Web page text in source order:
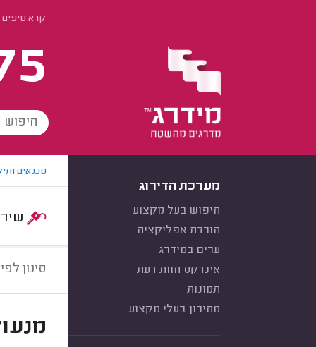
קרא טיפים
מערכת הדירוג
חיפוש בעל מקצוע
הורדת אפליקציה
ערים במידרג
אינדקס חוות דעת
תמונות
מחירון בעלי מקצוע
טכנאים
סינון